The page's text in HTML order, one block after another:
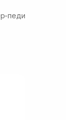
педи